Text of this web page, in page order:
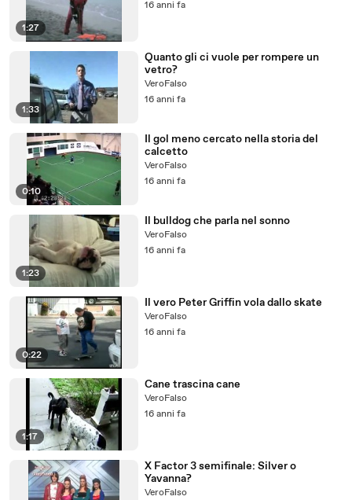
1:27
16 anni fa
1:33
Quanto gli ci vuole per rompere un
vetro?
VeroFalso
16 anni fa
0:10
Il gol meno cercato nella storia del
calcetto
VeroFalso
16 anni fa
1:23
Il bulldog che parla nel sonno
VeroFalso
16 anni fa
0:22
Il vero Peter Griffin vola dallo skate
VeroFalso
16 anni fa
1:17
Cane trascina cane
VeroFalso
16 anni fa
X Factor 3 semifinale: Silver o
Yavanna?
VeroFalso